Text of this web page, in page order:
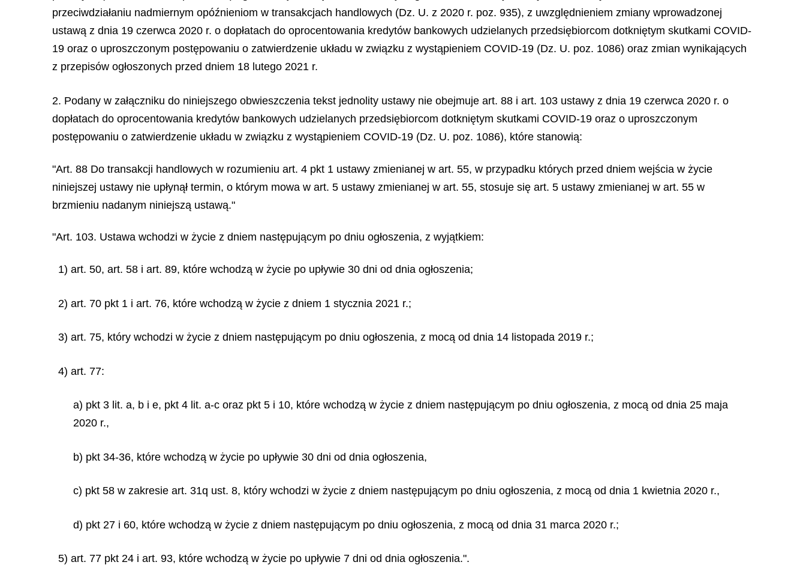
przeciwdziałaniu nadmiernym opóźnieniom w transakcjach handlowych (Dz. U. z 2020 r. poz. 935), z uwzględnieniem zmiany wprowadzonej
ustawą z dnia 19 czerwca 2020 r. o dopłatach do oprocentowania kredytów bankowych udzielanych przedsiębiorcom dotkniętym skutkami COVID-
19 oraz o uproszczonym postępowaniu o zatwierdzenie układu w związku z wystąpieniem COVID-19 (Dz. U. poz. 1086) oraz zmian wynikających
z przepisów ogłoszonych przed dniem 18 lutego 2021 r.
2. Podany w załączniku do niniejszego obwieszczenia tekst jednolity ustawy nie obejmuje art. 88 i art. 103 ustawy z dnia 19 czerwca 2020 r. o
dopłatach do oprocentowania kredytów bankowych udzielanych przedsiębiorcom dotkniętym skutkami COVID-19 oraz o uproszczonym
postępowaniu o zatwierdzenie układu w związku z wystąpieniem COVID-19 (Dz. U. poz. 1086), które stanowią:
"Art. 88 Do transakcji handlowych w rozumieniu art. 4 pkt 1 ustawy zmienianej w art. 55, w przypadku których przed dniem wejścia w życie
niniejszej ustawy nie upłynął termin, o którym mowa w art. 5 ustawy zmienianej w art. 55, stosuje się art. 5 ustawy zmienianej w art. 55 w
brzmieniu nadanym niniejszą ustawą."
"Art. 103. Ustawa wchodzi w życie z dniem następującym po dniu ogłoszenia, z wyjątkiem:
1) art. 50, art. 58 i art. 89, które wchodzą w życie po upływie 30 dni od dnia ogłoszenia;
2) art. 70 pkt 1 i art. 76, które wchodzą w życie z dniem 1 stycznia 2021 r.;
3) art. 75, który wchodzi w życie z dniem następującym po dniu ogłoszenia, z mocą od dnia 14 listopada 2019 r.;
4) art. 77:
a) pkt 3 lit. a, b i e, pkt 4 lit. a-c oraz pkt 5 i 10, które wchodzą w życie z dniem następującym po dniu ogłoszenia, z mocą od dnia 25 maja
2020 r.,
b) pkt 34-36, które wchodzą w życie po upływie 30 dni od dnia ogłoszenia,
c) pkt 58 w zakresie art. 31q ust. 8, który wchodzi w życie z dniem następującym po dniu ogłoszenia, z mocą od dnia 1 kwietnia 2020 r.,
d) pkt 27 i 60, które wchodzą w życie z dniem następującym po dniu ogłoszenia, z mocą od dnia 31 marca 2020 r.;
5) art. 77 pkt 24 i art. 93, które wchodzą w życie po upływie 7 dni od dnia ogłoszenia.".